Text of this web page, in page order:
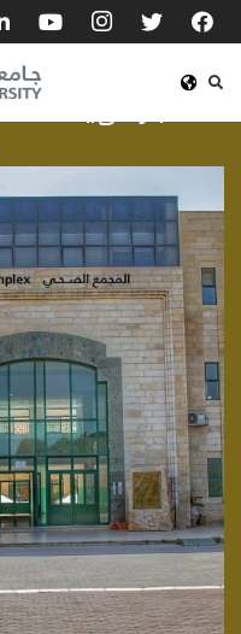
أخبار الهيئة